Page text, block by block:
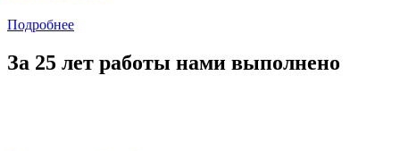
Подробнее
За 25 лет работы нами выполнено